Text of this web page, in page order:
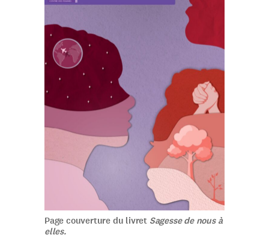
Page couverture du livret Sagesse de nous à
elles.